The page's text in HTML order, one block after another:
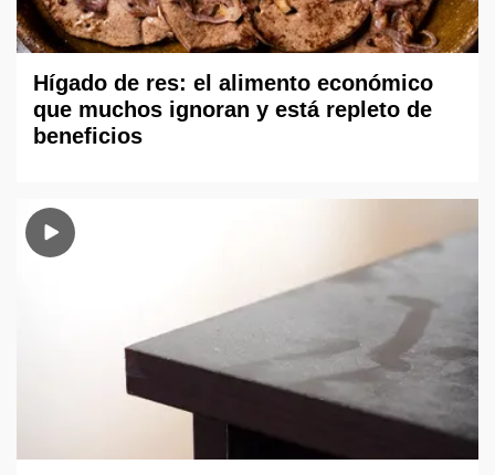
Hígado de res: el alimento económico
que muchos ignoran y está repleto de
beneficios